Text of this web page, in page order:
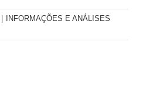
INFORMAÇÕES E ANÁLISES